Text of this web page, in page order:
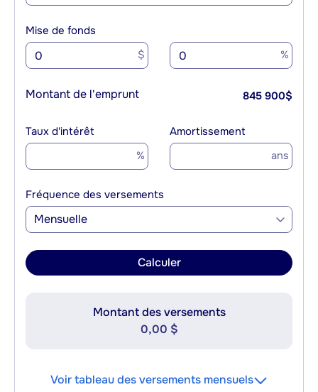
Mise de fonds
$ %
Montant de l'emprunt 845 900$
Taux d'intérêt
%
Amortissement
ans
Fréquence des versements
Mensuelle
Calculer
Montant des versements
0,00 $
Voir tableau des versements mensuels